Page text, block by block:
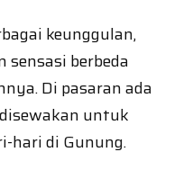
keunggulan,
berbeda
Di pasaran ada
untuk
hari di Gunung.